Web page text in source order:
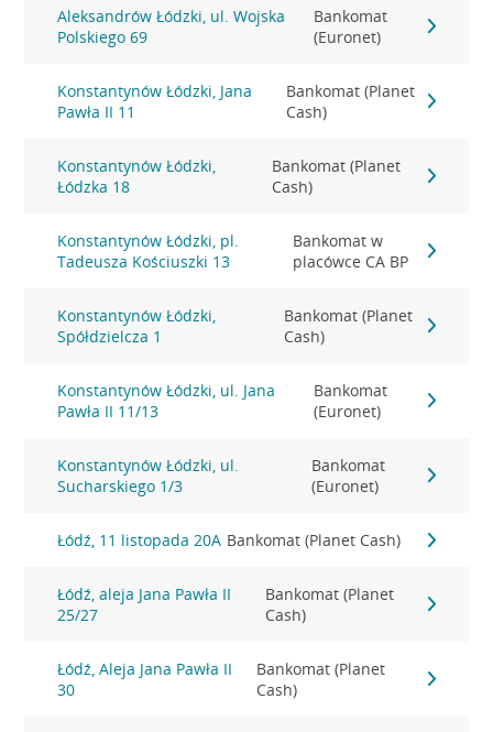
Aleksandrów Łódzki, ul. Wojska
Polskiego 69
Bankomat
(Euronet)
Konstantynów Łódzki, Jana
Pawła II 11
Bankomat (Planet
Cash)
Konstantynów Łódzki,
Łódzka 18
Bankomat (Planet
Cash)
Konstantynów Łódzki, pl.
Tadeusza Kościuszki 13
Bankomat w
placówce CA BP
Konstantynów Łódzki,
Spółdzielcza 1
Bankomat (Planet
Cash)
Konstantynów Łódzki, ul. Jana
Pawła II 11/13
Bankomat
(Euronet)
Konstantynów Łódzki, ul.
Sucharskiego 1/3
Bankomat
(Euronet)
Łódź, 11 listopada 20A Bankomat (Planet Cash)
Łódź, aleja Jana Pawła II
25/27
Bankomat (Planet
Cash)
Łódź, Aleja Jana Pawła II
30
Bankomat (Planet
Cash)